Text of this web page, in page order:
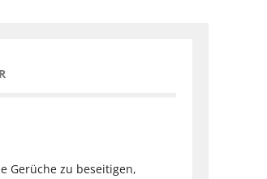
Gerüche zu beseitigen,